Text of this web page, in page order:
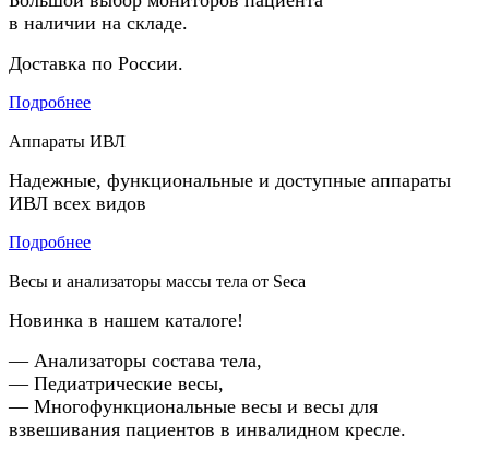
в наличии на складе.
Доставка по России.
Подробнее
Аппараты ИВЛ
Надежные, функциональные и доступные аппараты
ИВЛ всех видов
Подробнее
Весы и анализаторы массы тела от Seca
Новинка в нашем каталоге!
— Анализаторы состава тела,
— Педиатрические весы,
— Многофункциональные весы и весы для
взвешивания пациентов в инвалидном кресле.